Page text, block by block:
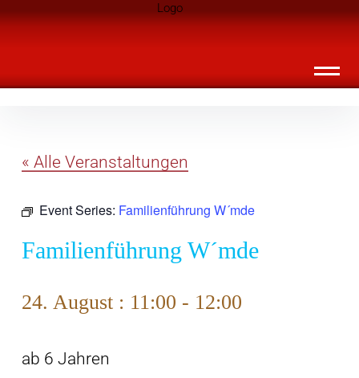
überspringen
Landknirpse – Die Zeitschrift für Leute
« Alle Veranstaltungen
Event Series: Familienführung W´mde
Familienführung W´mde
24. August : 11:00 - 12:00
ab 6 Jahren